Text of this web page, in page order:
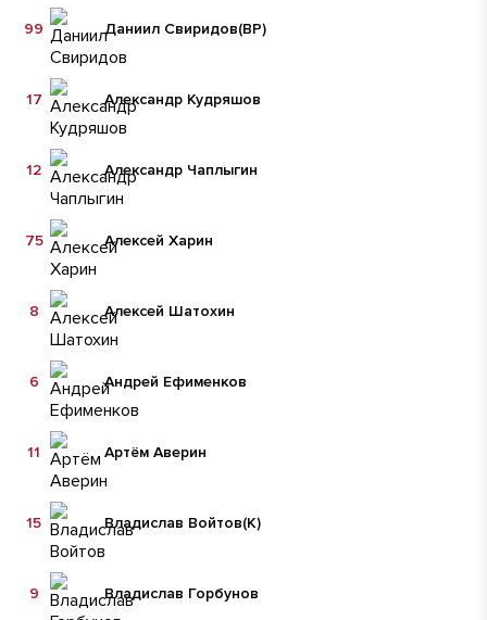
Даниил Свиридов(ВР)
99
Александр Кудряшов
17
Александр Чаплыгин
12
Алексей Харин
75
Алексей Шатохин
8
Андрей Ефименков
6
Артём Аверин
11
Владислав Войтов(К)
15
Владислав Горбунов
9